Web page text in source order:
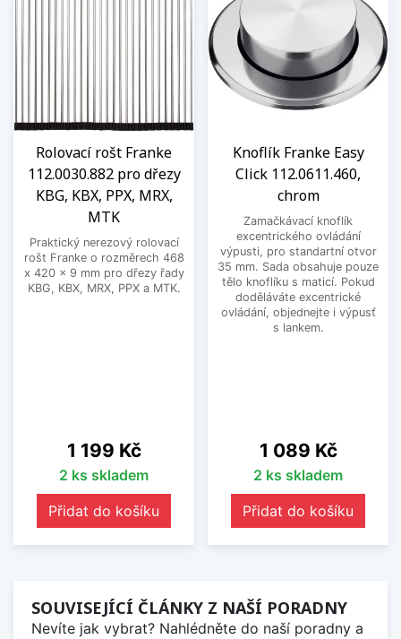
Rolovací rošt Franke
112.0030.882 pro dřezy
KBG, KBX, PPX, MRX,
MTK
Praktický nerezový rolovací
rošt Franke o rozměrech 468
x 420 x 9 mm pro dřezy řady
KBG, KBX, MRX, PPX a MTK.
Cena
1 199 Kč
2 ks skladem
Přidat do košíku
Knoflík Franke Easy
Click 112.0611.460,
chrom
Zamačkávací knoflík
excentrického ovládání
výpusti, pro standartní otvor
35 mm. Sada obsahuje pouze
tělo knoflíku s maticí. Pokud
doděláváte excentrické
ovládání, objednejte i výpusť
s lankem.
Cena
1 089 Kč
2 ks skladem
Přidat do košíku
SOUVISEJÍCÍ ČLÁNKY Z NAŠÍ PORADNY
Nevíte jak vybrat? Nahlédněte do naší poradny a